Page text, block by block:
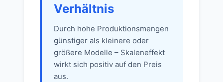
Verhältnis
Durch hohe Produktionsmengen
günstiger als kleinere oder
größere Modelle – Skaleneffekt
wirkt sich positiv auf den Preis
aus.